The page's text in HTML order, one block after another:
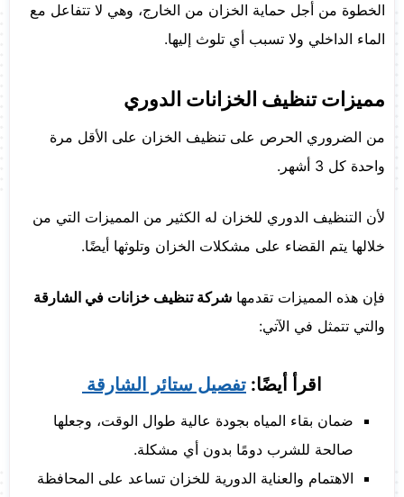
الخطوة من أجل حماية الخزان من الخارج، وهي لا تتفاعل مع
الماء الداخلي ولا تسبب أي تلوث إليها.
مميزات تنظيف الخزانات الدوري
من الضروري الحرص على تنظيف الخزان على الأقل مرة
واحدة كل 3 أشهر.
لأن التنظيف الدوري للخزان له الكثير من المميزات التي من
خلالها يتم القضاء على مشكلات الخزان وتلوثها أيضًا.
فإن هذه المميزات تقدمها شركة تنظيف خزانات في الشارقة
والتي تتمثل في الآتي:
اقرأ أيضًا: تفصيل ستائر الشارقة
ضمان بقاء المياه بجودة عالية طوال الوقت، وجعلها
صالحة للشرب دومًا بدون أي مشكلة.
الاهتمام والعناية الدورية للخزان تساعد على المحافظة